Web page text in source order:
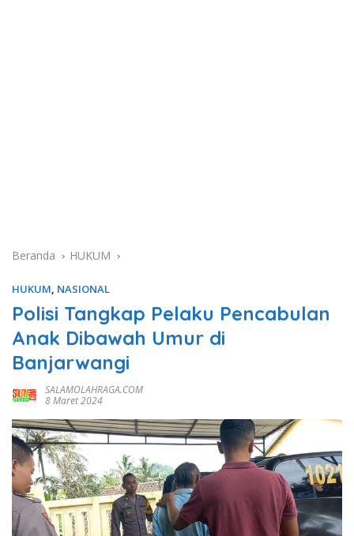
Beranda HUKUM
HUKUM, NASIONAL
Polisi Tangkap Pelaku Pencabulan
Anak Dibawah Umur di
Banjarwangi
SALAMOLAHRAGA.COM
8 Maret 2024